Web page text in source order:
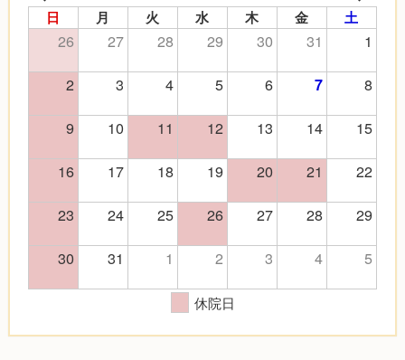
日 月 火 水 木 金 土
26 27 28 29 30 31
1
2
3 4 5 6 7
8
9
10 11 12 13 14
15
16
17 18 19 20 21
22
23
24 25 26 27 28
29
30
31 1 2 3 4 5
休院日